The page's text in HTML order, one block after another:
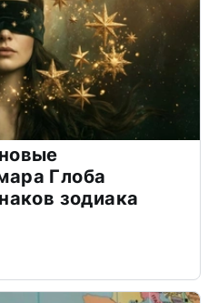
Глоба
зодиака